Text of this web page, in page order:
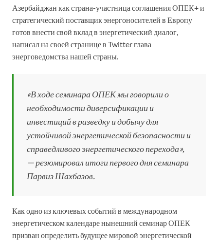
Азербайджан как страна-участница соглашения ОПЕК+ и
стратегический поставщик энергоносителей в Европу
готов внести свой вклад в энергетический диалог,
написал на своей странице в Twitter глава
энерговедомства нашей страны.
«В ходе семинара ОПЕК мы говорили о
необходимости диверсификации и
инвестиций в разведку и добычу для
устойчивой энергетической безопасности и
справедливого энергетического перехода»,
— резюмировал итоги первого дня семинара
Парвиз Шахбазов.
Как одно из ключевых событий в международном
энергетическом календаре нынешний семинар ОПЕК
призван определить будущее мировой энергетической